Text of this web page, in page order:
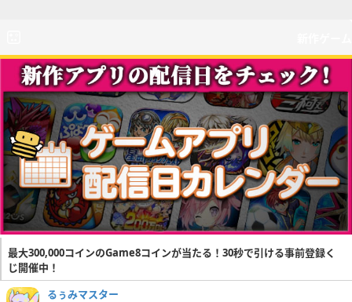
最大300,000コインのGame8コインが当たる！30秒で引ける事前登録く
じ開催中！
るぅみマスター